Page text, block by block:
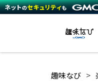
趣味なび